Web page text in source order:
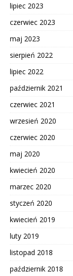
lipiec 2023
czerwiec 2023
maj 2023
sierpień 2022
lipiec 2022
październik 2021
czerwiec 2021
wrzesień 2020
czerwiec 2020
maj 2020
kwiecień 2020
marzec 2020
styczeń 2020
kwiecień 2019
luty 2019
listopad 2018
październik 2018